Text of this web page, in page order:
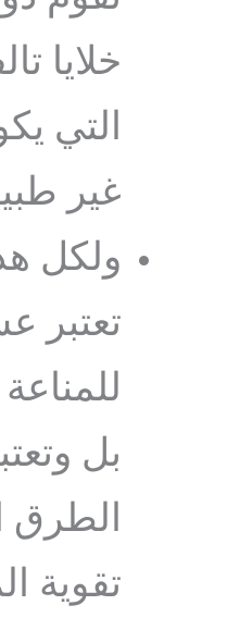
خلايا
التي
غير
ولكل
تعتبر
بل
الطرق
تقوية